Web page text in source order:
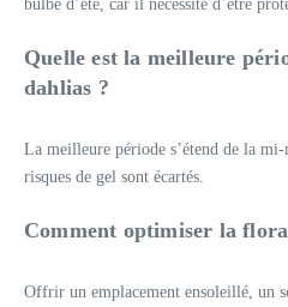
bulbe d’été, car il nécessite d’être
Quelle est la meilleure
dahlias ?
La meilleure période s’étend de la
risques de gel sont écartés.
Comment optimiser la
Offrir un emplacement ensoleillé, un